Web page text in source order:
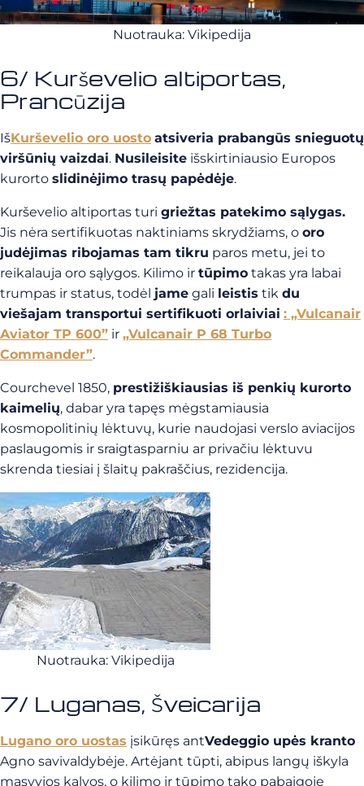
Nuotrauka: Vikipedija
6/ Kurševelio altiportas,
Prancūzija
IšKurševelio oro uosto atsiveria prabangūs snieguotų
viršūnių vaizdai. Nusileisite išskirtiniausio Europos
kurorto slidinėjimo trasų papėdėje.
Kurševelio altiportas turi griežtas patekimo sąlygas.
Jis nėra sertifikuotas naktiniams skrydžiams, o oro
judėjimas ribojamas tam tikru paros metu, jei to
reikalauja oro sąlygos. Kilimo ir tūpimo takas yra labai
trumpas ir status, todėl jame gali leistis tik du
viešajam transportui sertifikuoti orlaiviai : „Vulcanair
Aviator TP 600” ir „Vulcanair P 68 Turbo
Commander”.
Courchevel 1850, prestižiškiausias iš penkių kurorto
kaimelių, dabar yra tapęs mėgstamiausia
kosmopolitinių lėktuvų, kurie naudojasi verslo aviacijos
paslaugomis ir sraigtasparniu ar privačiu lėktuvu
skrenda tiesiai į šlaitų pakraščius, rezidencija.
Nuotrauka: Vikipedija
7/ Luganas, Šveicarija
Lugano oro uostas įsikūręs antVedeggio upės kranto
Agno savivaldybėje. Artėjant tūpti, abipus langų iškyla
masyvios kalvos, o kilimo ir tūpimo tako pabaigoje